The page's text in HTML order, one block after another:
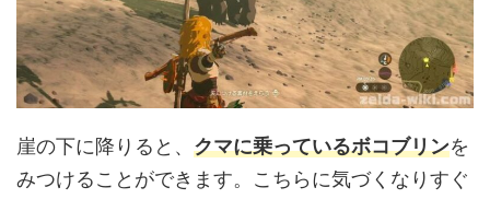
崖の下に降りると、 クマに乗っているボコブリンを
みつけることができます。こちらに気づくなりすぐ